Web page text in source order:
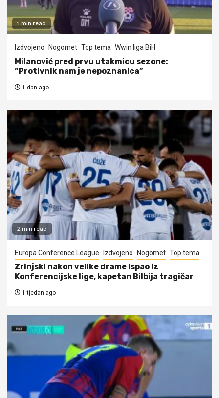
1 min read
Izdvojeno Nogomet Top tema Wwin liga BiH
Milanović pred prvu utakmicu sezone:
“Protivnik nam je nepoznanica”
1 dan ago
2 min read
Europa Conference League Izdvojeno Nogomet Top tema
Zrinjski nakon velike drame ispao iz
Konferencijske lige, kapetan Bilbija tragičar
1 tjedan ago